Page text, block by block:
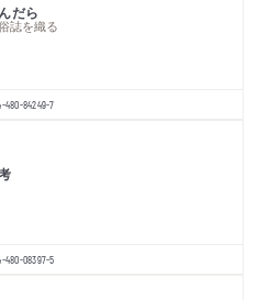
だら
誌を織る
480-84249-7
480-08397-5